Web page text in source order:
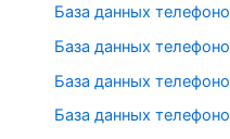
База данных
База данных
База данных
База данных